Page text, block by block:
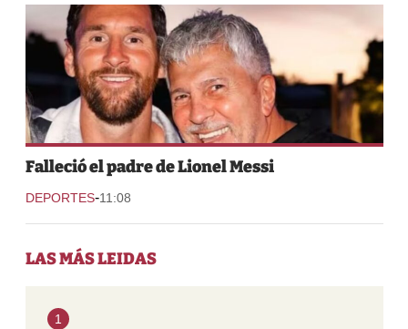
Falleció el padre de Lionel Messi
DEPORTES-11:08
LAS MÁS LEIDAS
1